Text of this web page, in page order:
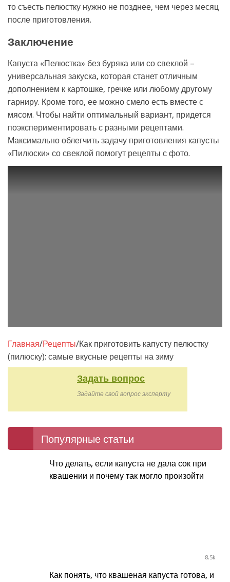
то съесть пелюстку нужно не позднее, чем через месяц
после приготовления.
Заключение
Капуста «Пелюстка» без буряка или со свеклой –
универсальная закуска, которая станет отличным
дополнением к картошке, гречке или любому другому
гарниру. Кроме того, ее можно смело есть вместе с
мясом. Чтобы найти оптимальный вариант, придется
поэкспериментировать с разными рецептами.
Максимально облегчить задачу приготовления капусты
«Пилюски» со свеклой помогут рецепты с фото.
Главная/Рецепты/Как приготовить капусту пелюстку
(пилюску): самые вкусные рецепты на зиму
Задать вопрос
Задайте свой вопрос эксперту
Популярные статьи
Что делать, если капуста не дала сок при
квашении и почему так могло произойти
8.5k
Как понять, что квашеная капуста готова, и